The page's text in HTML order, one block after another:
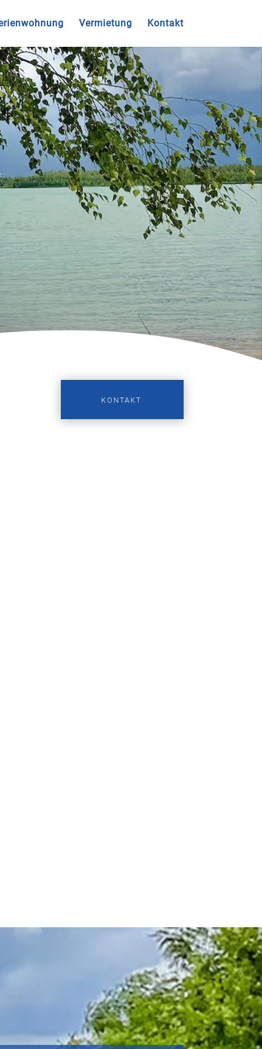
Vermietung Kontakt
KONTAKT